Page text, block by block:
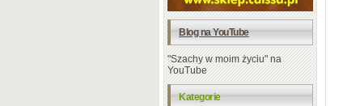
Blog na YouTube
"Szachy w moim życiu" na
YouTube
Kategorie